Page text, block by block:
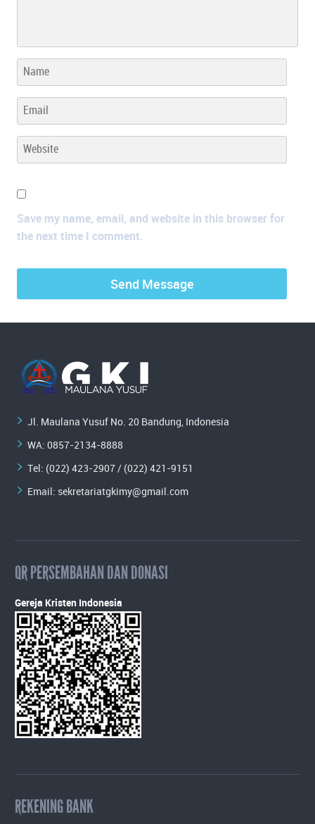
Save my name, email, and website in this browser for
the next time I comment.
Jl. Maulana Yusuf No. 20 Bandung, Indonesia
WA: 0857-2134-8888
Tel: (022) 423-2907 / (022) 421-9151
Email: sekretariatgkimy@gmail.com
QR PERSEMBAHAN DAN DONASI
Gereja Kristen Indonesia
REKENING BANK